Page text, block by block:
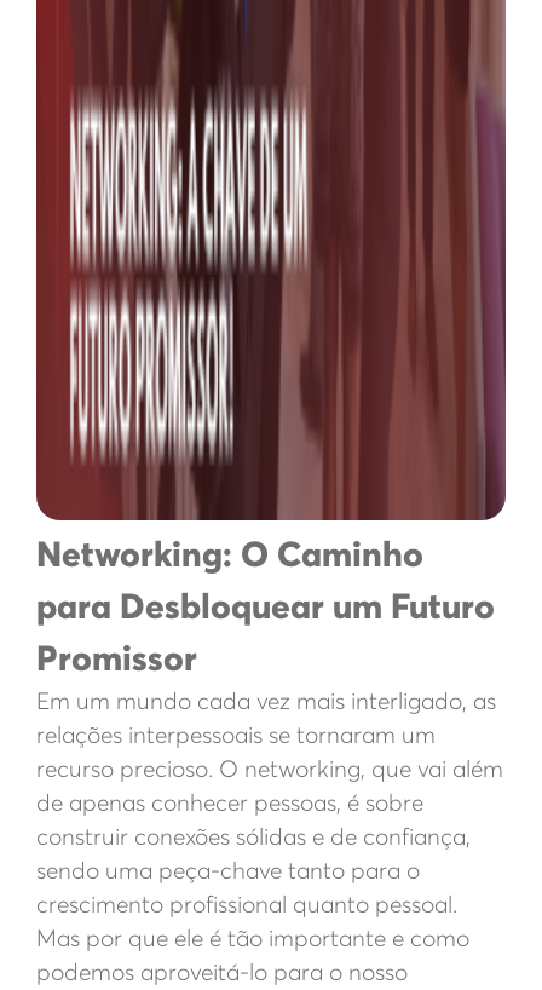
Networking: O Caminho
para Desbloquear um Futuro
Promissor
Em um mundo cada vez mais interligado, as
relações interpessoais se tornaram um
recurso precioso. O networking, que vai além
de apenas conhecer pessoas, é sobre
construir conexões sólidas e de confiança,
sendo uma peça-chave tanto para o
crescimento profissional quanto pessoal.
Mas por que ele é tão importante e como
podemos aproveitá-lo para o nosso